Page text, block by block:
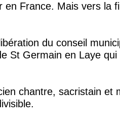
en France. Mais vers
du conseil
St Germain en Laye
chantre, sacristain et